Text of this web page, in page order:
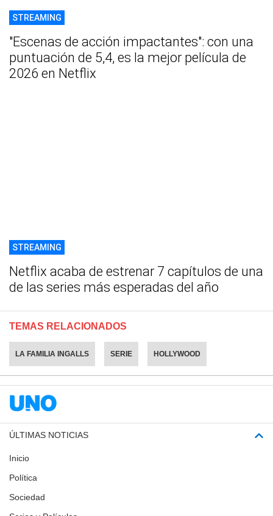
STREAMING
"Escenas de acción impactantes": con una
puntuación de 5,4, es la mejor película de
2026 en Netflix
STREAMING
Netflix acaba de estrenar 7 capítulos de una
de las series más esperadas del año
TEMAS RELACIONADOS
LA FAMILIA INGALLS SERIE HOLLYWOOD
ÚLTIMAS NOTICIAS
Inicio
Política
Sociedad